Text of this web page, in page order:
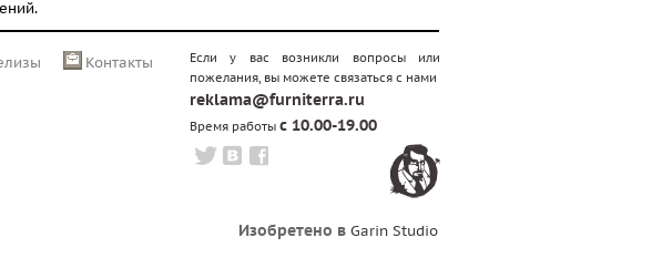
Контакты
Если у вас возникли вопросы или
пожелания, вы можете связаться с нами
reklama@furniterra.ru
Время работы с 10.00-19.00
Изобретено в Garin Studio